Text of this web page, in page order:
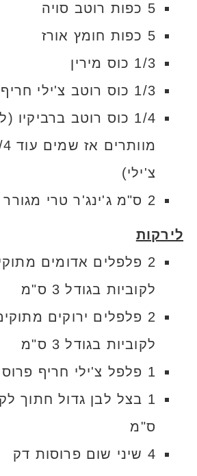
5 כפות רוטב סויה
5 כפות חומץ אורז
1/3 כוס מירין
1/3 כוס רוטב צ'ילי חריף/מתוק
1/4 כוס רוטב
צ'ילי)
2 ס"מ ג'ינג'ר טרי מגורר
לירקות
2 פלפלים אדומים
לקוביות בגודל 3 ס"מ
2 פלפלים ירוקים
לקוביות בגודל 3 ס"מ
1 פלפל צ'ילי חריף פרוס
ס"מ
4 שיני שום פרוסות דק